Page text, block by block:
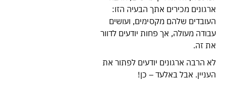
ארגונים מכירים אתך הבעיה הזו:
העובדים שלהם מקסימים, ועושים
עבודה מעולה, אך פחות יודעים לדוור
את זה.
לא הרבה ארגונים יודעים לפתור את
העניין. אבל באלעד – כן!